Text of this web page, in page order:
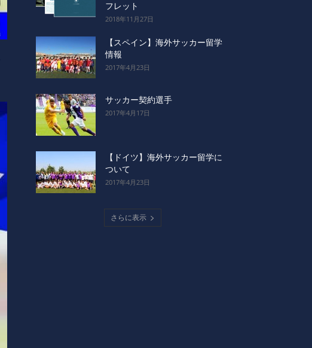
フレット
2018年11月27日
【スペイン】海外サッカー留学
情報
2017年4月23日
サッカー契約選手
2017年4月17日
【ドイツ】海外サッカー留学に
ついて
2017年4月23日
さらに表示